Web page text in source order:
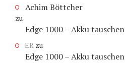
Achim Böttcher
zu
Edge 1000 – Akku tauschen
ER zu
Edge 1000 – Akku tauschen